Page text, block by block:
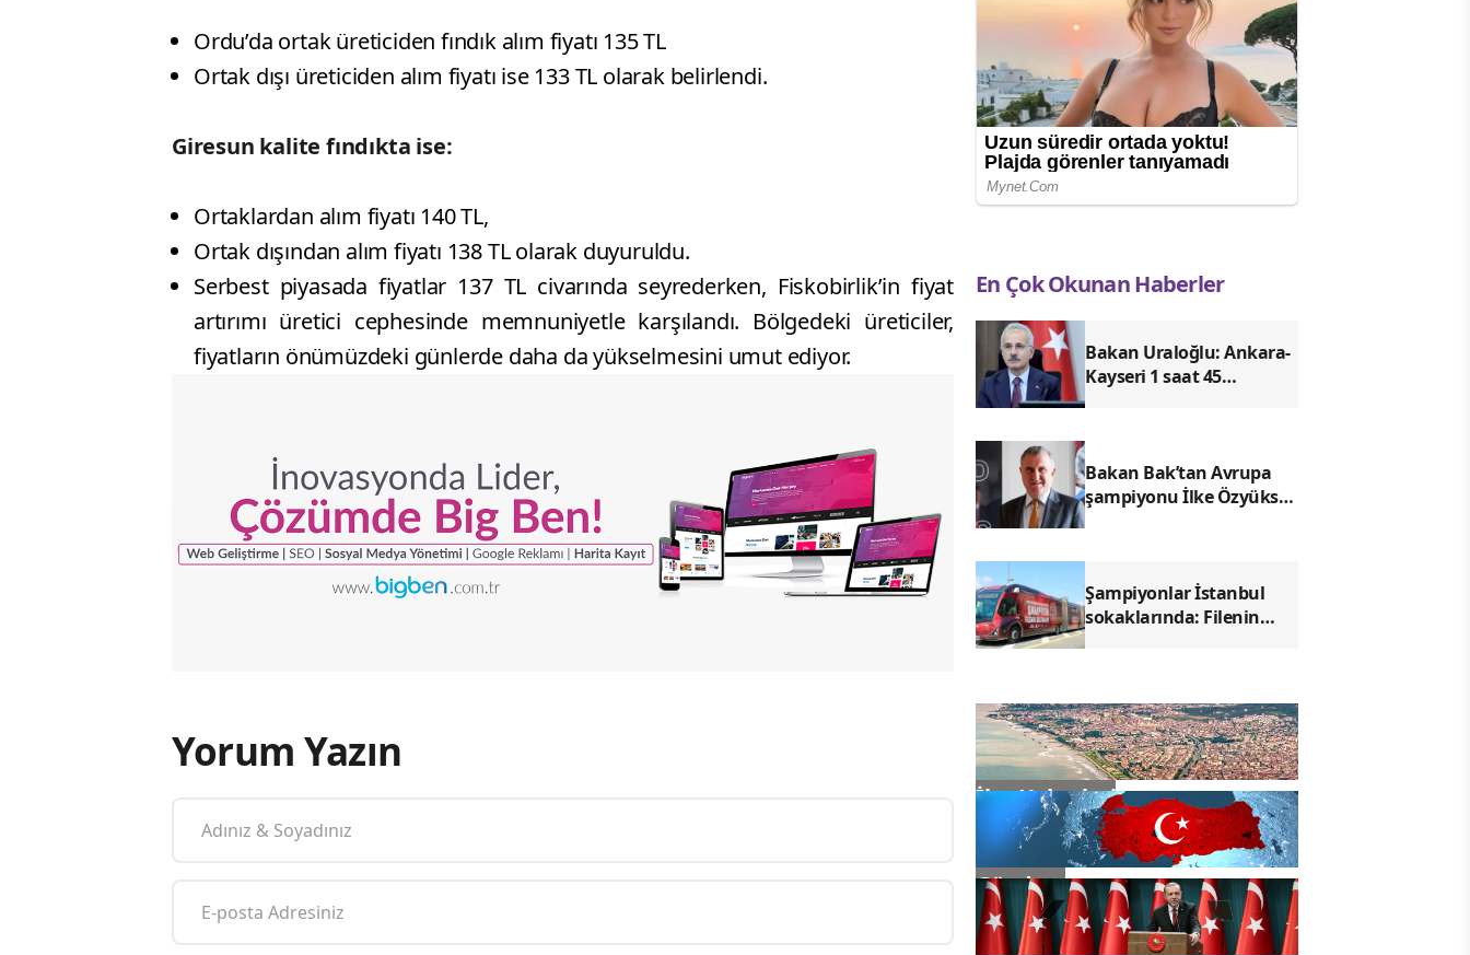
Ordu’da ortak üreticiden fındık alım fiyatı 135 TL
Ortak dışı üreticiden alım fiyatı ise 133 TL olarak belirlendi.
Giresun kalite fındıkta ise:
Ortaklardan alım fiyatı 140 TL,
Ortak dışından alım fiyatı 138 TL olarak duyuruldu.
Serbest piyasada fiyatlar 137 TL civarında seyrederken, Fiskobirlik’in fiyat
artırımı üretici cephesinde memnuniyetle karşılandı. Bölgedeki üreticiler,
fiyatların önümüzdeki günlerde daha da yükselmesini umut ediyor.
Yorum Yazın
En Çok Okunan Haberler
Bakan Uraloğlu: Ankara-
Kayseri 1 saat 45
Bakan Bak’tan Avrupa
şampiyonu İlke Özyüksel
Şampiyonlar İstanbul
sokaklarında: Filenin
İlçe Haberleri
Gündem